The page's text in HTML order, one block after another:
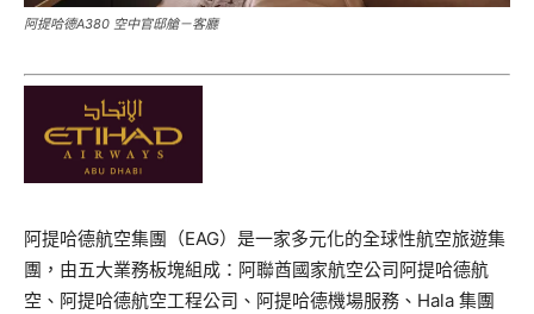
阿提哈德A380 空中官邸艙－客廳
阿提哈德航空集團（EAG）是一家多元化的全球性航空旅遊集
團，由五大業務板塊組成：阿聯酋國家航空公司阿提哈德航
空、阿提哈德航空工程公司、阿提哈德機場服務、Hala 集團